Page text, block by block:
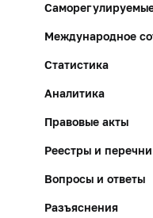
Международное
Статистика
Аналитика
Правовые акты
Реестры и перечни
Вопросы и ответы
Разъяснения